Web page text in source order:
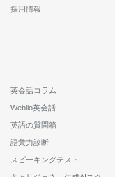
採用情報
英会話コラム
Weblio英会話
英語の質問箱
語彙力診断
スピーキングテスト